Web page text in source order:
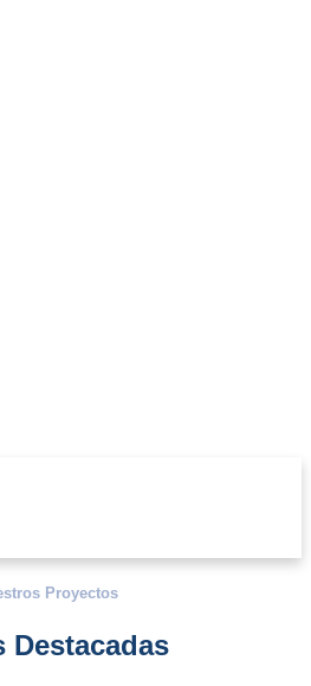
Proyectos
Destacadas